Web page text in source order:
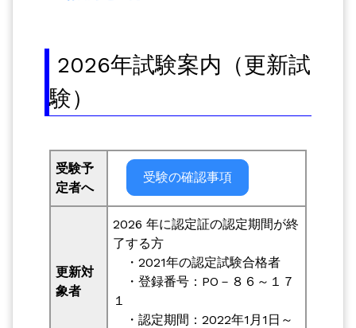
2026年試験案内（更新試
験）
受験予
定者へ
受験の確認事項
更新対
象者
2026 年に認定証の認定期間が終
了する方
・2021年の認定試験合格者
・登録番号：PO－８６～１７
１
・認定期間：2022年1月1日～